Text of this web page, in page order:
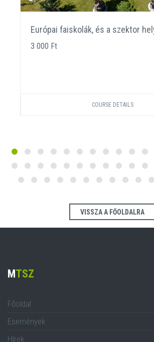
Európai faiskolák, és a szektor
3 000 Ft
COURSE DETAILS
VISSZA A FŐOLDALRA
MTSZ
Főoldal
Események
Hírek